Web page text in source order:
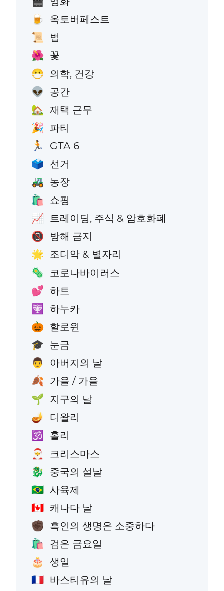
🍺 옥토버페스트
📜 법
🌺 꽃
😷 의학, 건강
👽 공간
🏡 재택 근무
🎉 파티
🏃 GTA 6
🗳️ 선거
🚜 농장
🛍️ 쇼핑
📈 트레이딩, 주식 & 암호화폐
📵 방해 금지
🌟 조디악 & 별자리
🦠 코로나바이러스
💕 하트
🕎 하누카
🎃 할로윈
🎓 눈금
👨 아버지의 날
🍂 가을 / 가을
🌱 지구의 날
🪔 디왈리
🕉️ 홀리
🎅 크리스마스
🐉 중국의 설날
🇧🇷 사육제
🇨🇦 캐나다 날
✊🏿 흑인의 생명은 소중하다
🛍️ 검은 금요일
🎂 생일
🇫🇷 바스티유의 날